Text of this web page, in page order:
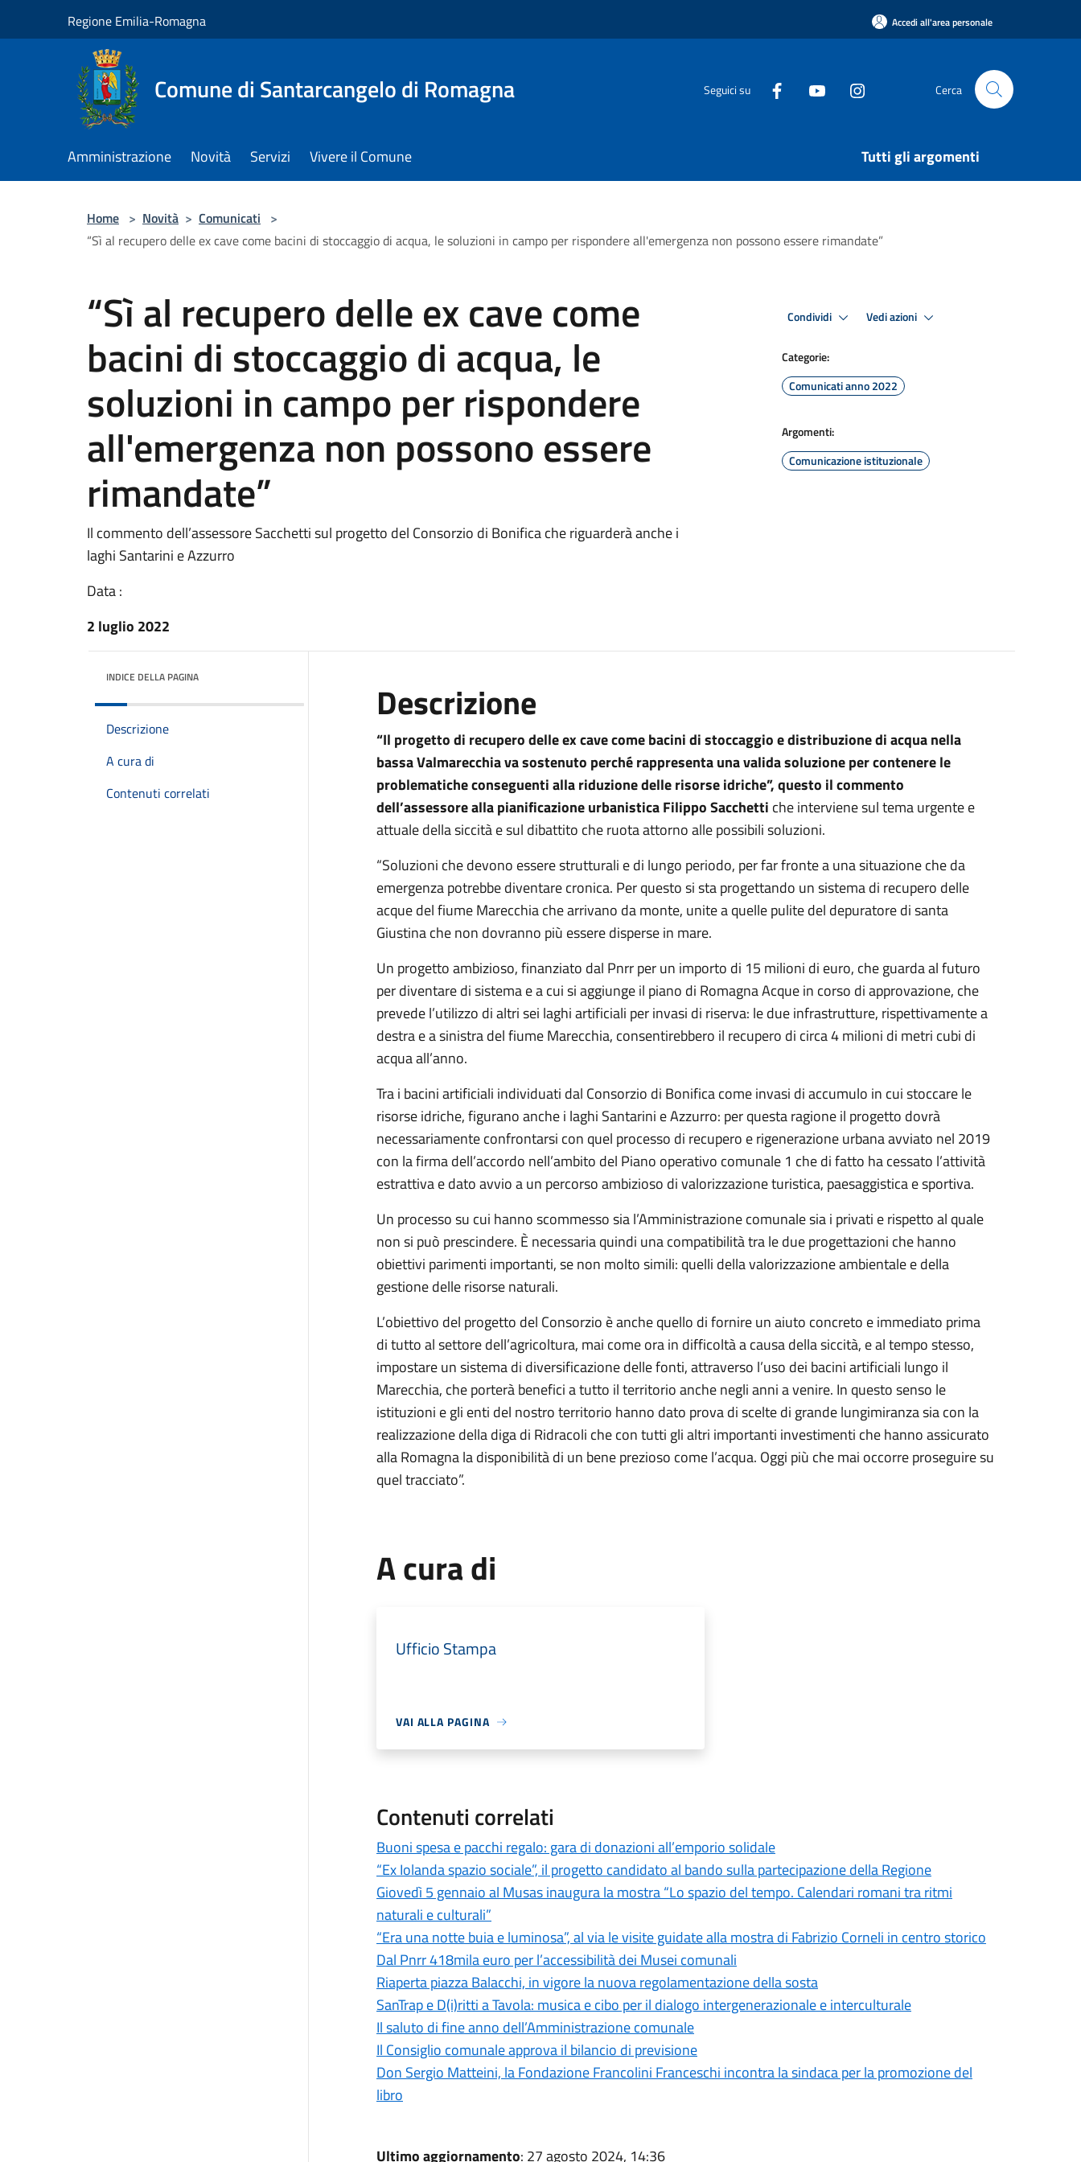
Regione Emilia-Romagna Accedi all'area personale
Comune di Santarcangelo di Romagna Seguici su Cerca
Amministrazione Novità Servizi Vivere il Comune Tutti gli argomenti
Home > Novità > Comunicati >
“Sì al recupero delle ex cave come bacini di stoccaggio di acqua, le soluzioni in campo per rispondere all'emergenza non possono essere rimandate”
“Sì al recupero delle ex cave come
bacini di stoccaggio di acqua, le
soluzioni in campo per rispondere
all'emergenza non possono essere
rimandate”
Il commento dell’assessore Sacchetti sul progetto del Consorzio di Bonifica che riguarderà anche i
laghi Santarini e Azzurro
Data :
2 luglio 2022
Condividi Vedi azioni
Categorie:
Comunicati anno 2022
Argomenti:
Comunicazione istituzionale
INDICE DELLA PAGINA
Descrizione
A cura di
Contenuti correlati
Descrizione
“Il progetto di recupero delle ex cave come bacini di stoccaggio e distribuzione di acqua nella
bassa Valmarecchia va sostenuto perché rappresenta una valida soluzione per contenere le
problematiche conseguenti alla riduzione delle risorse idriche”, questo il commento
dell’assessore alla pianificazione urbanistica Filippo Sacchetti che interviene sul tema urgente e
attuale della siccità e sul dibattito che ruota attorno alle possibili soluzioni.
“Soluzioni che devono essere strutturali e di lungo periodo, per far fronte a una situazione che da
emergenza potrebbe diventare cronica. Per questo si sta progettando un sistema di recupero delle
acque del fiume Marecchia che arrivano da monte, unite a quelle pulite del depuratore di santa
Giustina che non dovranno più essere disperse in mare.
Un progetto ambizioso, finanziato dal Pnrr per un importo di 15 milioni di euro, che guarda al futuro
per diventare di sistema e a cui si aggiunge il piano di Romagna Acque in corso di approvazione, che
prevede l’utilizzo di altri sei laghi artificiali per invasi di riserva: le due infrastrutture, rispettivamente a
destra e a sinistra del fiume Marecchia, consentirebbero il recupero di circa 4 milioni di metri cubi di
acqua all’anno.
Tra i bacini artificiali individuati dal Consorzio di Bonifica come invasi di accumulo in cui stoccare le
risorse idriche, figurano anche i laghi Santarini e Azzurro: per questa ragione il progetto dovrà
necessariamente confrontarsi con quel processo di recupero e rigenerazione urbana avviato nel 2019
con la firma dell’accordo nell’ambito del Piano operativo comunale 1 che di fatto ha cessato l’attività
estrattiva e dato avvio a un percorso ambizioso di valorizzazione turistica, paesaggistica e sportiva.
Un processo su cui hanno scommesso sia l’Amministrazione comunale sia i privati e rispetto al quale
non si può prescindere. È necessaria quindi una compatibilità tra le due progettazioni che hanno
obiettivi parimenti importanti, se non molto simili: quelli della valorizzazione ambientale e della
gestione delle risorse naturali.
L’obiettivo del progetto del Consorzio è anche quello di fornire un aiuto concreto e immediato prima
di tutto al settore dell’agricoltura, mai come ora in difficoltà a causa della siccità, e al tempo stesso,
impostare un sistema di diversificazione delle fonti, attraverso l’uso dei bacini artificiali lungo il
Marecchia, che porterà benefici a tutto il territorio anche negli anni a venire. In questo senso le
istituzioni e gli enti del nostro territorio hanno dato prova di scelte di grande lungimiranza sia con la
realizzazione della diga di Ridracoli che con tutti gli altri importanti investimenti che hanno assicurato
alla Romagna la disponibilità di un bene prezioso come l’acqua. Oggi più che mai occorre proseguire su
quel tracciato”.
A cura di
Ufficio Stampa
VAI ALLA PAGINA
Contenuti correlati
Buoni spesa e pacchi regalo: gara di donazioni all’emporio solidale
“Ex Iolanda spazio sociale”, il progetto candidato al bando sulla partecipazione della Regione
Giovedì 5 gennaio al Musas inaugura la mostra “Lo spazio del tempo. Calendari romani tra ritmi
naturali e culturali”
“Era una notte buia e luminosa”, al via le visite guidate alla mostra di Fabrizio Corneli in centro storico
Dal Pnrr 418mila euro per l’accessibilità dei Musei comunali
Riaperta piazza Balacchi, in vigore la nuova regolamentazione della sosta
SanTrap e D(i)ritti a Tavola: musica e cibo per il dialogo intergenerazionale e interculturale
Il saluto di fine anno dell’Amministrazione comunale
Il Consiglio comunale approva il bilancio di previsione
Don Sergio Matteini, la Fondazione Francolini Franceschi incontra la sindaca per la promozione del
libro
Ultimo aggiornamento: 27 agosto 2024, 14:36